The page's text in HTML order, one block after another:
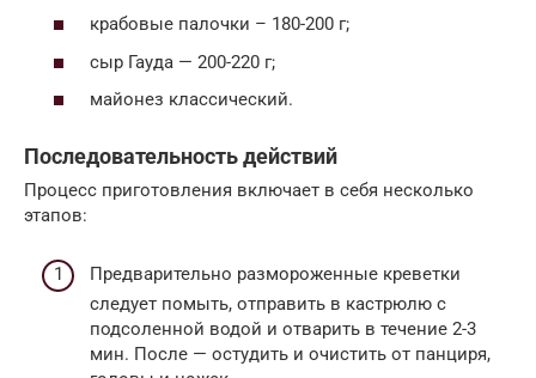
крабовые палочки – 180-200 г;
сыр Гауда — 200-220 г;
майонез классический.
Последовательность действий
Процесс приготовления включает в себя несколько
этапов:
Предварительно размороженные креветки
следует помыть, отправить в кастрюлю с
подсоленной водой и отварить в течение 2-3
мин. После — остудить и очистить от панциря,